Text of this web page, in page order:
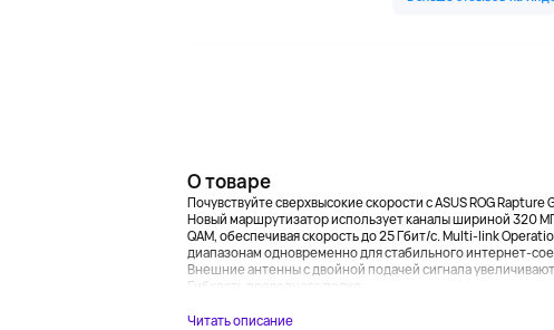
О товаре
Почувствуйте сверхвысокие скорости с ASUS ROG
Новый маршрутизатор использует каналы шириной 320
QAM, обеспечивая скорость до 25 Гбит/с. Multi-link
диапазонам одновременно для стабильного интернет-
Внешние антенны с двойной подачей сигнала
Гибкость проводного подкл...
Читать описание